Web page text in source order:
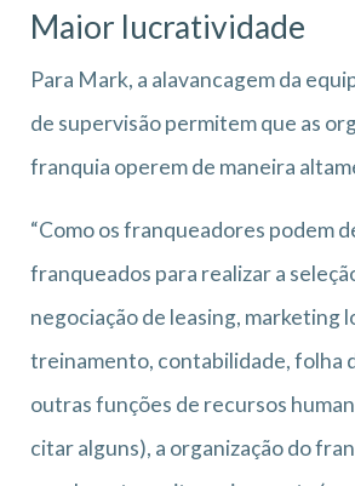
Maior lucratividade
Para Mark, a alavancagem da
de supervisão permitem que as
franquia operem de maneira
“Como os franqueadores podem
franqueados para realizar a
negociação de leasing, marketing
treinamento, contabilidade, folha
outras funções de recursos
citar alguns), a organização do